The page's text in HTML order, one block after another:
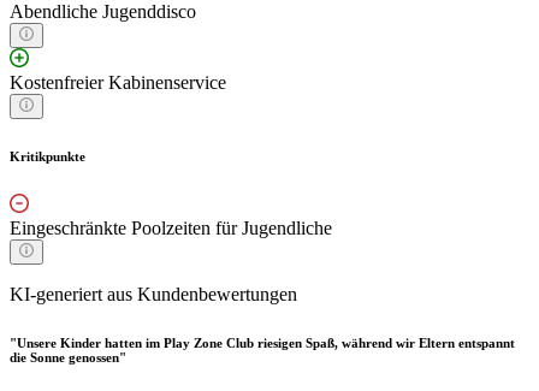
Abendliche Jugenddisco
Kostenfreier Kabinenservice
Kritikpunkte
Eingeschränkte Poolzeiten für Jugendliche
KI-generiert aus Kundenbewertungen
"Unsere Kinder hatten im Play Zone Club riesigen Spaß, während wir Eltern entspannt
die Sonne genossen"